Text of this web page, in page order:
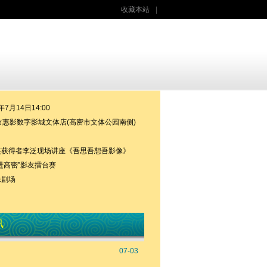
收藏本站
7月14日14:00
影数字影城文体店(高密市文体公园南侧)
得者李泛现场讲座《吾思吾想吾影像》
高密”影友擂台赛
场
07-03